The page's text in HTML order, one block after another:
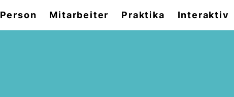
Person Mitarbeiter Praktika Interaktiv